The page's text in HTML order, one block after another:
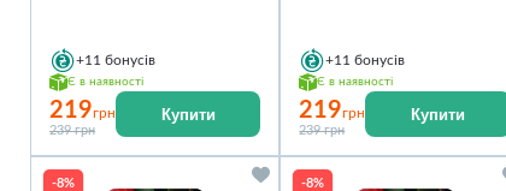
+11 бонусів
Є в наявності
219грн
239 грн
Купити
+11 бонусів
Є в наявності
219грн
239 грн
Купити
-8% -8%